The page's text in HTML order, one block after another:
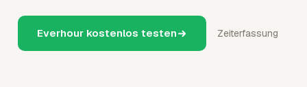
Everhour kostenlos testen Zeiterfassung